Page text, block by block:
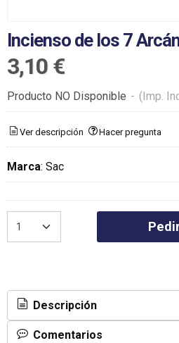
Incienso de los 7
3,10 €
Producto NO Disponible - (Imp.
Ver descripción Hacer pregunta
Marca: Sac
Descripción
Comentarios